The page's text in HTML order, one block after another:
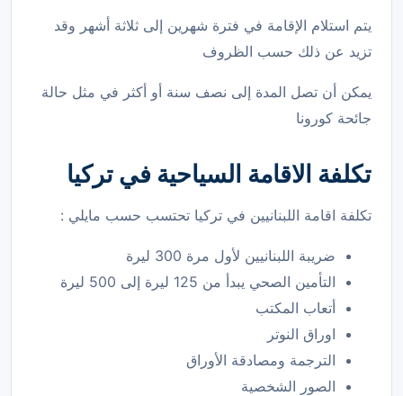
يتم استلام الإقامة في فترة شهرين إلى ثلاثة أشهر وقد
تزيد عن ذلك حسب الظروف
يمكن أن تصل المدة إلى نصف سنة أو أكثر في مثل حالة
جائحة كورونا
تكلفة الاقامة السياحية في تركيا
تكلفة اقامة اللبنانيين في تركيا تحتسب حسب مايلي :
ضريبة اللبنانيين لأول مرة 300 ليرة
التأمين الصحي يبدأ من 125 ليرة إلى 500 ليرة
أتعاب المكتب
اوراق النوتر
الترجمة ومصادقة الأوراق
الصور الشخصية